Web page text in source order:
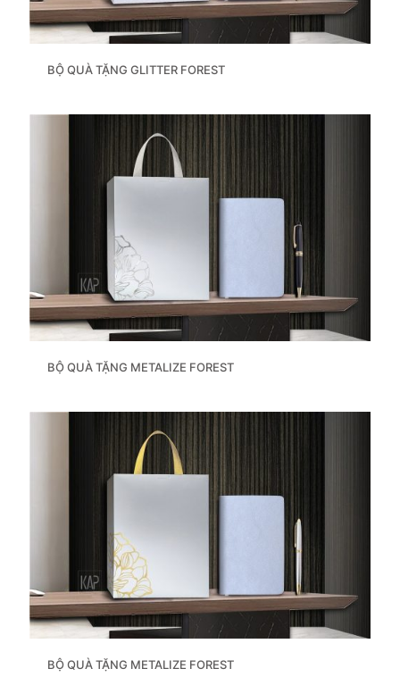
BỘ QUÀ TẶNG GLITTER FOREST
BỘ QUÀ TẶNG METALIZE FOREST
BỘ QUÀ TẶNG METALIZE FOREST